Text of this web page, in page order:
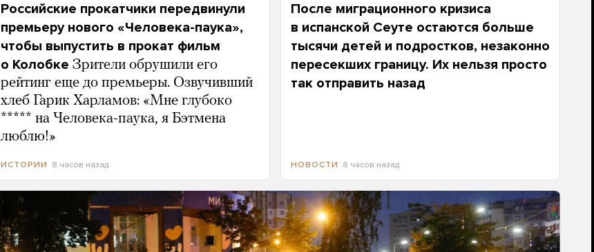
Российские прокатчики передвинули
премьеру нового «Человека-паука»,
чтобы выпустить в прокат фильм
о Колобке Зрители обрушили его
рейтинг еще до премьеры. Озвучивший
хлеб Гарик Харламов: «Мне глубоко
***** на Человека-паука, я Бэтмена
люблю!»
ИСТОРИИ 8 часов назад
После миграционного кризиса
в испанской Сеуте остаются больше
тысячи детей и подростков, незаконно
пересекших границу. Их нельзя просто
так отправить назад
НОВОСТИ 8 часов назад